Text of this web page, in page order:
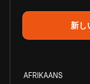
新し
AFRIKAANS